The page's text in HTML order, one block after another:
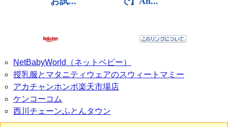
NetBabyWorld（ネットベビー）
授乳服とマタニティウェアのスウィートマミー
アカチャンホンポ楽天市場店
ケンコーコム
西川チェーンふとんタウン